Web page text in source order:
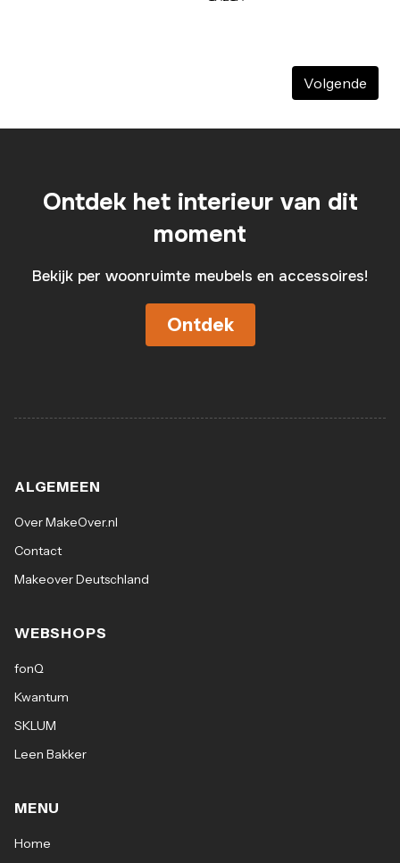
Volgende
Ontdek het interieur van dit
moment
Bekijk per woonruimte meubels en accessoires!
Ontdek
ALGEMEEN
Over MakeOver.nl
Contact
Makeover Deutschland
WEBSHOPS
fonQ
Kwantum
SKLUM
Leen Bakker
MENU
Home